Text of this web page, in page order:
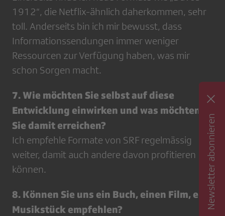
1912“, die Netflix-ähnlich daherkommen, sehr
toll. Anderseits bin ich mir bewusst, dass
Informationssendungen immer weniger
Ressourcen zur Verfügung haben, was mir
schon Sorgen macht.
7. Wie möchten Sie selbst auf diese
Entwicklung einwirken und was möchten
Sie damit erreichen?
Ich empfehle Formate von SRF regelmässig
weiter, damit auch andere davon profitieren
können.
8. Können Sie uns ein Buch, einen Film, ein
Musikstück empfehlen?
Newsletter abonnieren